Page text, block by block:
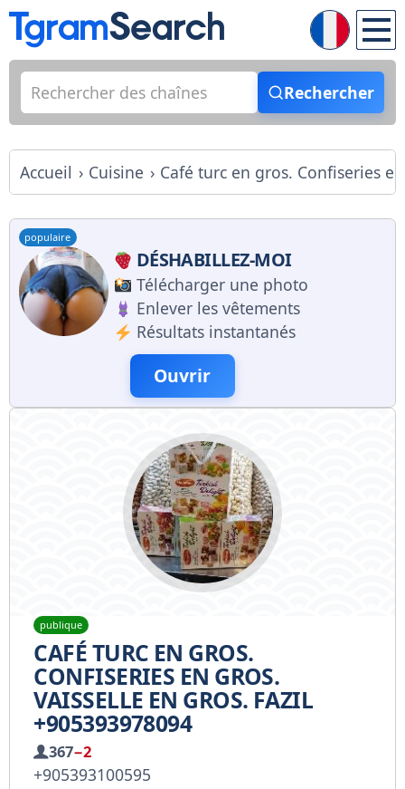
Rechercher
Accueil Cuisine Café turc en gros. Confiseries
populaire
DÉSHABILLEZ-MOI
Télécharger une photo
Enlever les vêtements
Résultats instantanés
Ouvrir
publique
CAFÉ TURC EN GROS.
CONFISERIES EN GROS.
VAISSELLE EN GROS. FAZIL
+905393978094
367−2
+905393100595